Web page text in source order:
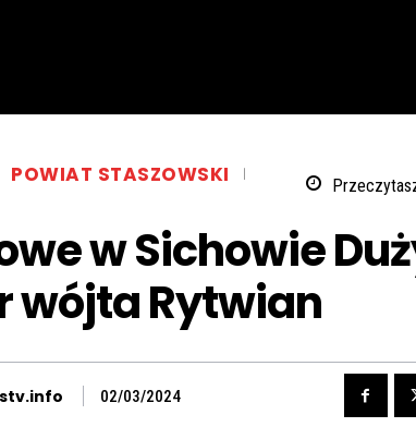
POWIAT STASZOWSKI
w Sichowie
wójta Rytwian
02/03/2024